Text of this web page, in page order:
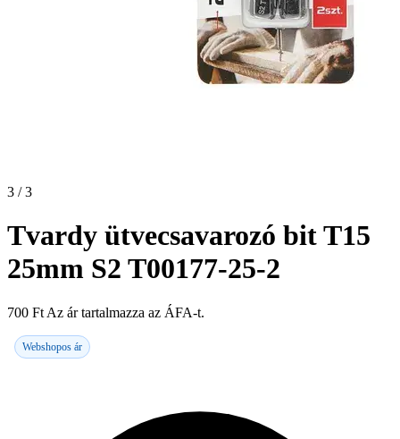
3 / 3
Tvardy ütvecsavarozó bit T15
25mm S2 T00177-25-2
700 Ft Az ár tartalmazza az ÁFA-t.
Webshopos ár